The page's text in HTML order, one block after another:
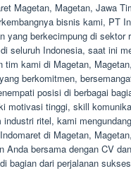
Magetan, Magetan, Jawa
bisnis kami, PT
yang berkecimpung di sektor
seluruh Indonesia, saat ini
tim kami di Magetan,
berkomitmen,
posisi di berbagai
motivasi tinggi, skill
ritel, kami
di Magetan,
Anda bersama dengan CV
bagian dari perjalanan